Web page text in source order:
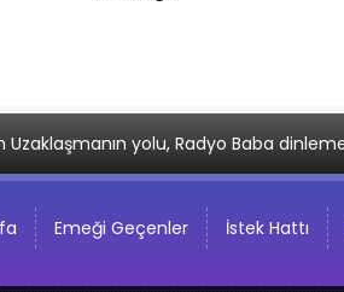
Uzaklaşmanın yolu, Radyo Baba
Emeği Geçenler İstek Hattı